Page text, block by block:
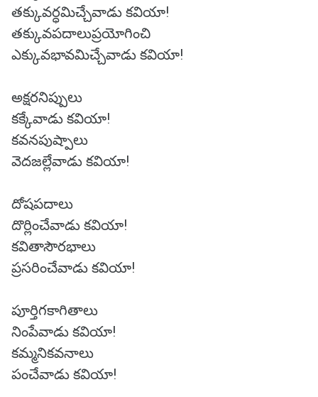
తక్కువర్ధమిచ్చేవాడు కవియా!
తక్కువపదాలుప్రయోగించి
ఎక్కువభావమిచ్చేవాడు కవియా!
అక్షరనిప్పులు
కక్కేవాడు కవియా!
కవనపుష్పాలు
వెదజల్లేవాడు కవియా!
దోషపదాలు
దొర్లించేవాడు కవియా!
కవితాసౌరభాలు
ప్రసరించేవాడు కవియా!
పూర్తిగకాగితాలు
నింపేవాడు కవియా!
కమ్మనికవనాలు
పంచేవాడు కవియా!